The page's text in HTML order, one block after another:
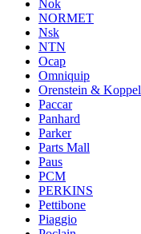
Nok
NORMET
Nsk
NTN
Ocap
Omniquip
Orenstein & Koppel
Paccar
Panhard
Parker
Parts Mall
Paus
PCM
PERKINS
Pettibone
Piaggio